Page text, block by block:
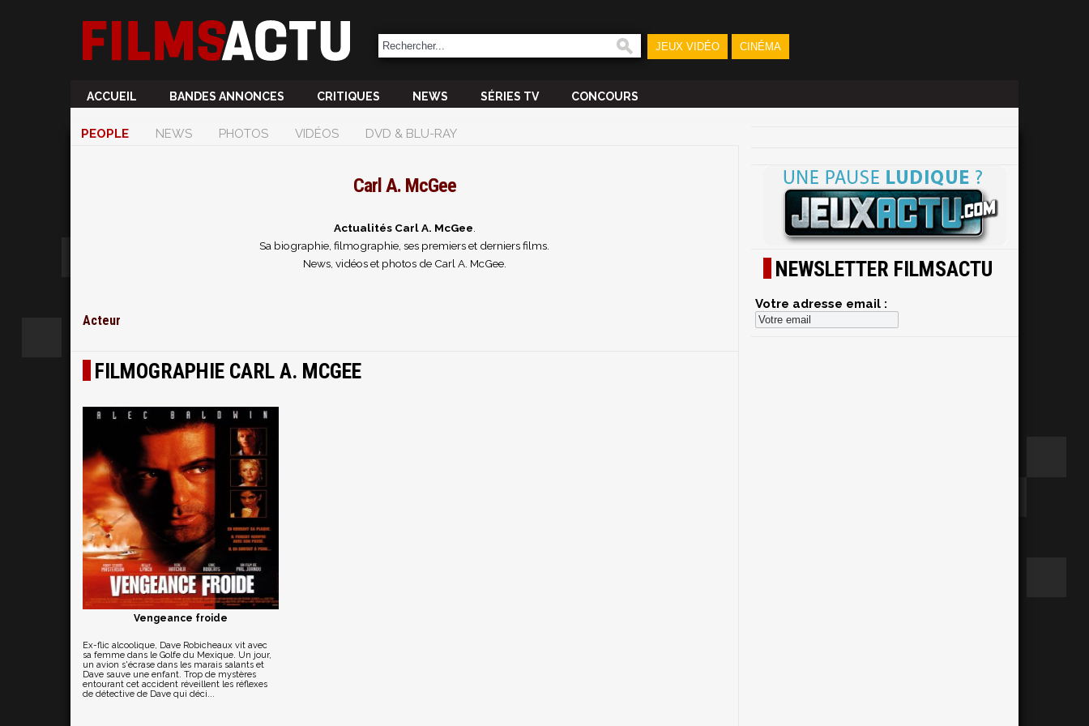
JEUX VIDÉO CINÉMA
ACCUEIL BANDES ANNONCES CRITIQUES NEWS SÉRIES TV CONCOURS
PEOPLE NEWS PHOTOS VIDÉOS DVD & BLU-RAY
Carl A. McGee
Actualités Carl A. McGee
Sa biographie, filmographie, ses premiers et derniers films.
News, vidéos et photos de Carl A. McGee.
Acteur
FILMOGRAPHIE CARL A. MCGEE
Vengeance froide
Ex-flic alcoolique, Dave Robicheaux vit avec
sa femme dans le Golfe du Mexique. Un jour,
un avion s'écrase dans les marais salants et
Dave sauve une enfant. Trop de mystères
entourant cet accident réveillent les réflexes
de détective de Dave qui déci...
NEWSLETTER FILMSACTU
Votre adresse email :